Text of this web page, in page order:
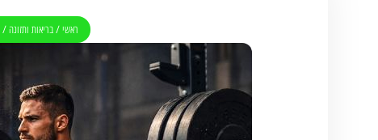
ראשי /בריאות ותזונה /